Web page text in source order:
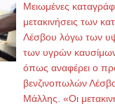
Μειωμένες
μετακινήσεις των
Λέσβου λόγω των
των υγρών καυσίμων
όπως αναφέρει ο
βενζινοπωλών
Μάλλης. «Οι